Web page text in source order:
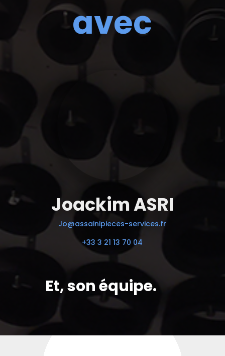
avec
Joackim ASRI
Jo@assainipieces-services.fr
+33 3 21 13 70 04
Et, son équipe.